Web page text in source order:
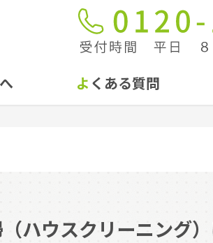
よくある質問
（ハウスクリーニング